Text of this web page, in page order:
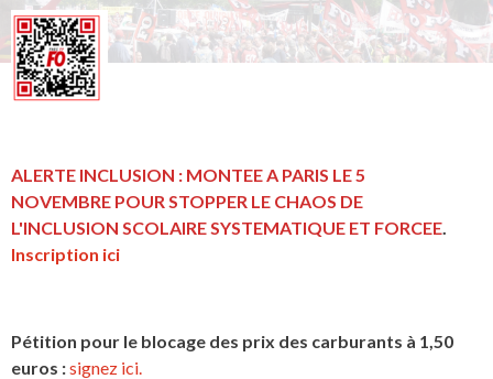
ALERTE INCLUSION : MONTEE A PARIS LE 5
NOVEMBRE POUR STOPPER LE CHAOS DE
L'INCLUSION SCOLAIRE SYSTEMATIQUE ET FORCEE
Inscription ici
Pétition pour le blocage des prix des carburants à 1,50
euros :signez ici.